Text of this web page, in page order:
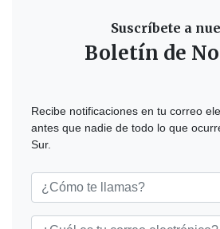
Suscríbete a
Boletín de
Recibe notificaciones en tu correo
antes que nadie de todo lo que
Sur.